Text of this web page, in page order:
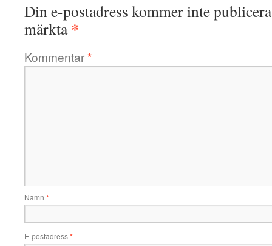
Din e-postadress kommer inte
märkta*
Kommentar*
Namn *
E-postadress*